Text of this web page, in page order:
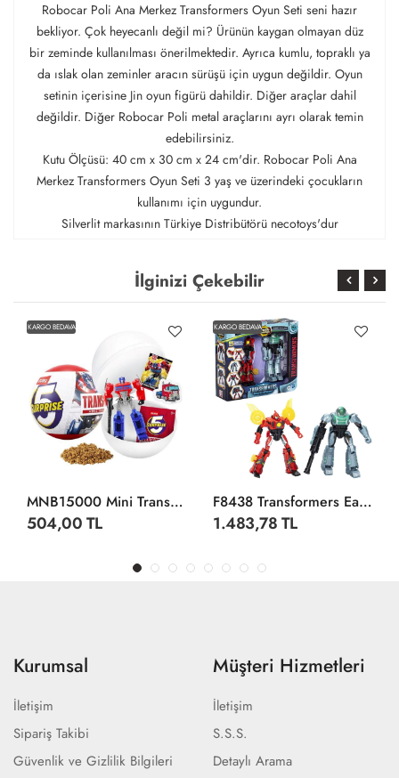
Robocar Poli Ana Merkez Transformers Oyun Seti seni hazır
bekliyor. Çok heyecanlı değil mi? Ürünün kaygan olmayan düz
bir zeminde kullanılması önerilmektedir. Ayrıca kumlu, topraklı ya
da ıslak olan zeminler aracın sürüşü için uygun değildir. Oyun
setinin içerisine Jin oyun figürü dahildir. Diğer araçlar dahil
değildir. Diğer Robocar Poli metal araçlarını ayrı olarak temin
edebilirsiniz.
Kutu Ölçüsü: 40 cm x 30 cm x 24 cm'dir. Robocar Poli Ana
Merkez Transformers Oyun Seti 3 yaş ve üzerindeki çocukların
kullanımı için uygundur.
Silverlit markasının Türkiye Distribütörü necotoys'dur
İlginizi Çekebilir
MNB15000 Mini Transformers - 77687GQ2 F8438 Transformers Earthspark Combiner Figür
KARGO BEDAVA
1.087,84 TL
Kurumsal
İletişim
Sipariş Takibi
Güvenlik ve Gizlilik Bilgileri
Müşteri Hizmetleri
İletişim
S.S.S.
Detaylı Arama